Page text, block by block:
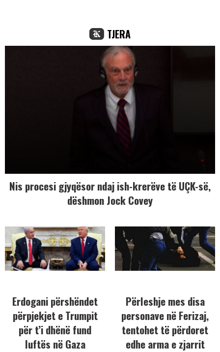
TJERA
Nis procesi gjyqësor ndaj ish-krerëve të UÇK-së,
dëshmon Jock Covey
Erdogani përshëndet
përpjekjet e Trumpit
për t’i dhënë fund
luftës në Gaza
Përleshje mes disa
personave në Ferizaj,
tentohet të përdoret
edhe arma e zjarrit